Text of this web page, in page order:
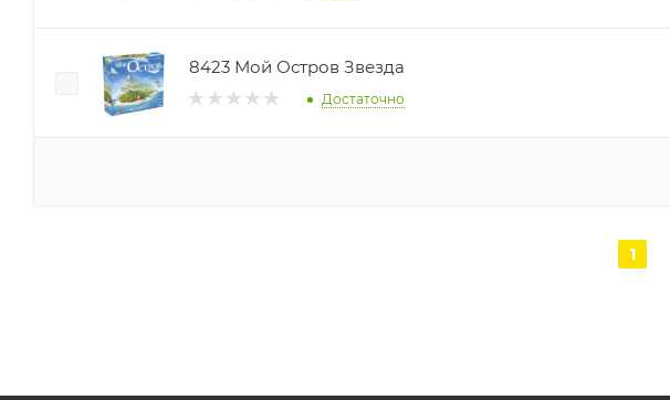
8423 Мой Остров Звезда
Достаточно
1